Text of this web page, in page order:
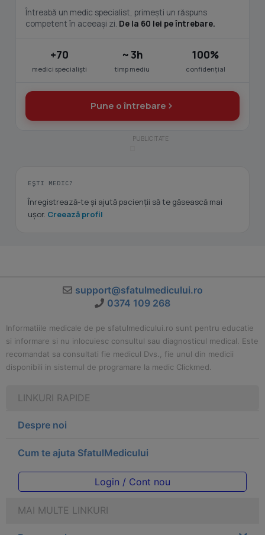
Întreabă un medic specialist, primești un răspuns
competent în aceeași zi. De la 60 lei pe întrebare.
+70
medici specialiști
~ 3h
timp mediu
100%
confidențial
Pune o întrebare
EȘTI MEDIC?
Înregistrează-te și ajută pacienții să te găsească mai
ușor. Creează profil
support@sfatulmedicului.ro
0374 109 268
Informatiile medicale de pe sfatulmedicului.ro sunt pentru educatie
si informare si nu inlocuiesc consultul sau diagnosticul medical. Este
recomandat sa consultati fie medicul Dvs., fie unul din medicii
disponibili in sistemul de programare la medic Clickmed.
LINKURI RAPIDE
Despre noi
Cum te ajuta SfatulMedicului
Login / Cont nou
MAI MULTE LINKURI